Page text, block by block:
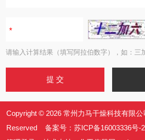
请输入计算结果（填写阿拉伯数字），如：三
Copyright © 2026 常州力马干燥科技有限公
Reserved 备案号：苏ICP备16003336号-2